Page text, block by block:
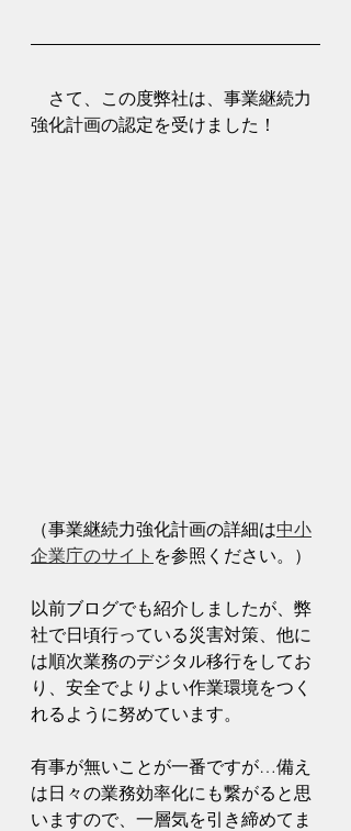
さて、この度弊社は、事業継続力
強化計画の認定を受けました！
（事業継続力強化計画の詳細は中小
企業庁のサイト を参照ください。）
以前ブログでも紹介しましたが、弊
社で日頃行っている災害対策、他に
は順次業務のデジタル移行をしてお
り、安全でよりよい作業環境をつく
れるように努めています。
有事が無いことが一番ですが…備え
は日々の業務効率化にも繋がると思
いますので、一層気を引き締めてま